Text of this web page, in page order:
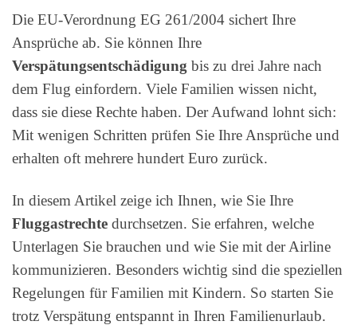
Die EU-Verordnung EG 261/2004 sichert Ihre
Ansprüche ab. Sie können Ihre
Verspätungsentschädigung bis zu drei Jahre nach
dem Flug einfordern. Viele Familien wissen nicht,
dass sie diese Rechte haben. Der Aufwand lohnt sich:
Mit wenigen Schritten prüfen Sie Ihre Ansprüche und
erhalten oft mehrere hundert Euro zurück.
In diesem Artikel zeige ich Ihnen, wie Sie Ihre
Fluggastrechte durchsetzen. Sie erfahren, welche
Unterlagen Sie brauchen und wie Sie mit der Airline
kommunizieren. Besonders wichtig sind die speziellen
Regelungen für Familien mit Kindern. So starten Sie
trotz Verspätung entspannt in Ihren Familienurlaub.